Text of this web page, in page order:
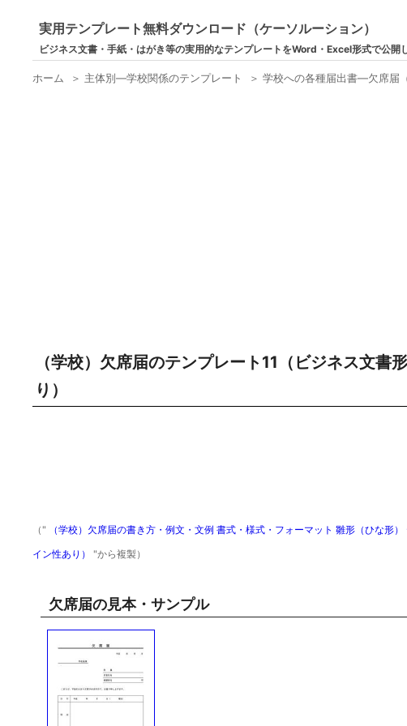
実用テンプレート無料ダウンロード（ケーソルーション）
ビジネス文書・手紙・はがき等の実用的なテンプレートをWord・Excel形式で公開
ホーム ＞ 主体別―学校関係のテンプレート ＞学校への各種届出書―欠席届
（学校）欠席届のテンプレート11（ビジネス文
り）
（" （学校）欠席届の書き方・例文・文例 書式・様式・フォーマット 雛形（ひな形
イン性あり）"から複製）
欠席届の見本・サンプル